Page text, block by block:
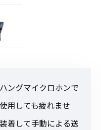
ングマイクロホンで
用しても疲れませ
着して手動による送